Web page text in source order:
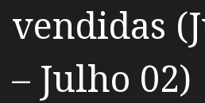
vendidas
– Julho 02)